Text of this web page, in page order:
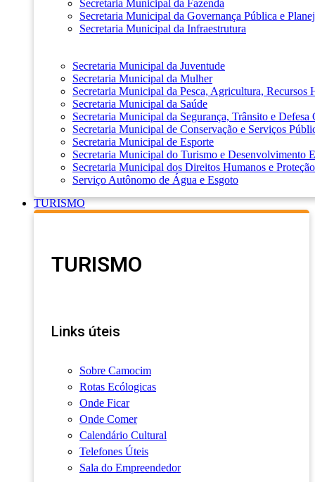
Secretaria Municipal da Fazenda
Secretaria Municipal da Governança Pública e
Secretaria Municipal da Infraestrutura
Secretaria Municipal da Juventude
Secretaria Municipal da Mulher
Secretaria Municipal da Pesca, Agricultura, Recursos
Secretaria Municipal da Saúde
Secretaria Municipal da Segurança, Trânsito e Defesa
Secretaria Municipal de Conservação e Serviços
Secretaria Municipal de Esporte
Secretaria Municipal do Turismo e Desenvolvimento
Secretaria Municipal dos Direitos Humanos e
Serviço Autônomo de Água e Esgoto
TURISMO
TURISMO
Links úteis
Sobre Camocim
Rotas Ecólogicas
Onde Ficar
Onde Comer
Calendário Cultural
Telefones Úteis
Sala do Empreendedor